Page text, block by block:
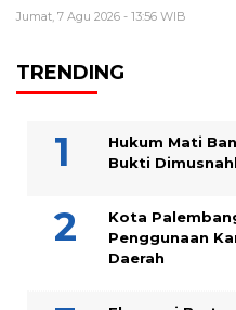
Jumat, 7 Agu 2026 - 13:56 WIB
TRENDING
Hukum Mati
Bukti
Kota
Penggunaan
Daerah